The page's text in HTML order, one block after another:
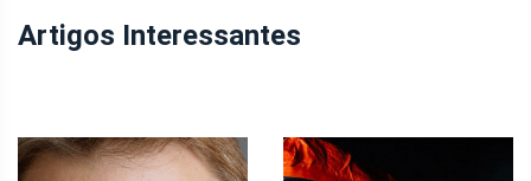
Artigos Interessantes